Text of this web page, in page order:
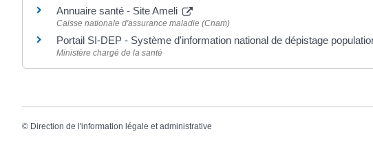
Annuaire santé - Site Ameli
Caisse nationale d'assurance maladie (Cnam)
Portail SI-DEP - Système d'information national de dépistage
Ministère chargé de la santé
© Direction de l'information légale et administrative